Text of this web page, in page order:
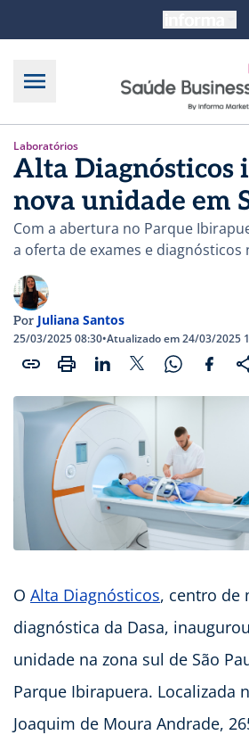
Laboratórios
Alta Diagnósticos
nova unidade em
Com a abertura no Parque
a oferta de exames e diagnósticos
Por Juliana Santos
25/03/2025 08:30•Atualizado em 24/03/2025
O Alta Diagnósticos, centro de
diagnóstica da Dasa,
unidade na zona sul de São
Parque Ibirapuera. Localizada
Joaquim de Moura Andrade,